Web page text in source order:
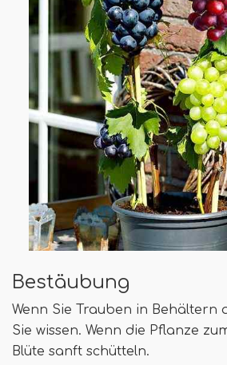
Bestäubung
Wenn Sie Trauben in Behältern
Sie wissen. Wenn die Pflanze
Blüte sanft schütteln.